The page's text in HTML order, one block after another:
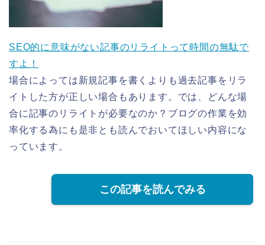
SEO的に意味がない記事のリライトって時間の無駄で
すよ！
場合によっては新規記事を書くよりも過去記事をリラ
イトした方が正しい場合もあります。では、どんな場
合に記事のリライトが必要なのか？ブログの作業を効
率化する為にも是非とも読んでおいてほしい内容にな
っています。
この記事を読んでみる